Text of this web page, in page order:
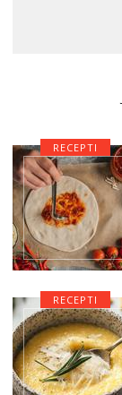
RECEPTI
RECEPTI